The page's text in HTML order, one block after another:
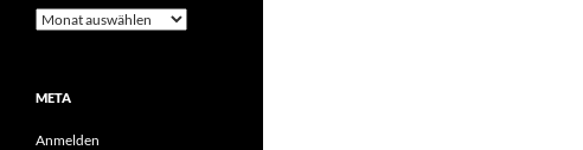
Archiv
META
Anmelden